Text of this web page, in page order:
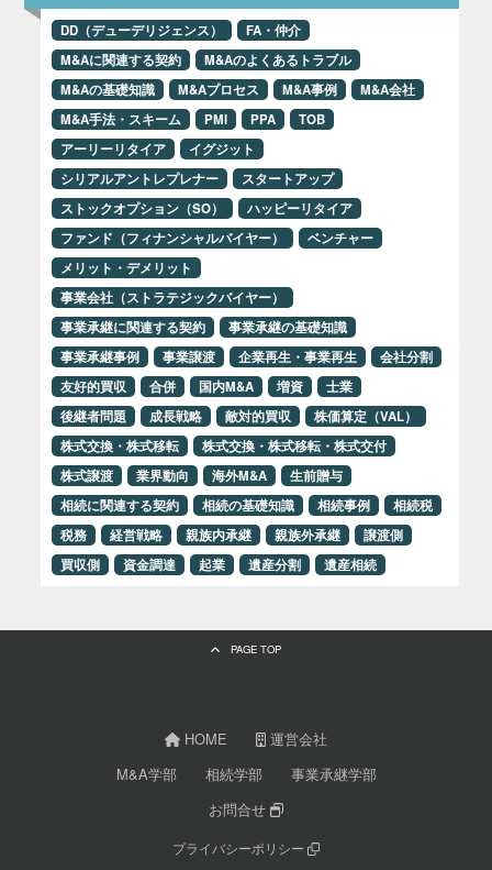
DD（デューデリジェンス）
FA・仲介
M&Aに関連する契約
M&Aのよくあるトラブル
M&Aの基礎知識
M&Aプロセス M&A事例
M&A会社
M&A手法・スキーム
PMI PPA
TOB
アーリーリタイア
イグジット
シリアルアントレプレナー
スタートアップ
ストックオプション（SO）
ハッピーリタイア
ファンド（フィナンシャルバイヤー）
ベンチャー
メリット・デメリット
事業会社（ストラテジックバイヤー）
事業承継に関連する契約
事業承継の基礎知識
事業承継事例
事業譲渡 企業再生・事業再生
会社分割
友好的買収
合併 国内M&A 増資
士業
後継者問題
成長戦略 敵対的買収
株価算定（VAL）
株式交換・株式移転
株式交換・株式移転・株式交付
株式譲渡
業界動向 海外M&A
生前贈与
相続に関連する契約
相続の基礎知識 相続事例
相続税
税務
経営戦略 親族内承継 親族外承継
譲渡側
買収側
資金調達 起業 遺産分割 遺産相続
PAGE TOP
HOME
運営会社
M&A学部
相続学部
事業承継学部
お問合せ
プライバシーポリシー